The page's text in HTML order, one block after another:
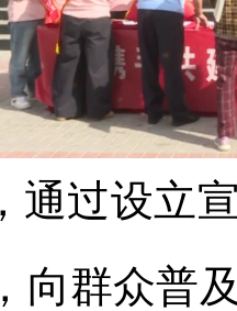
通过设立
向群众普